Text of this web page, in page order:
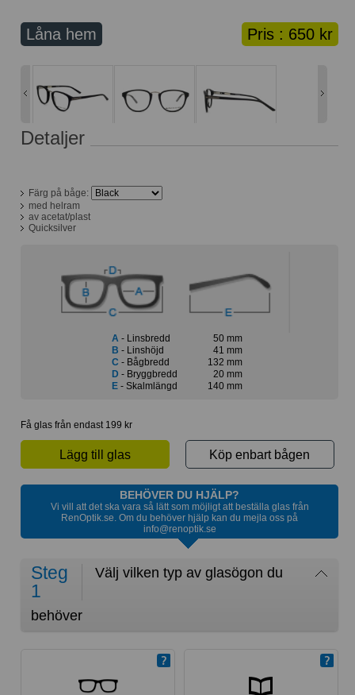
Solglasögon med styrka
Varukorg: 0 varor
Pris : 650 kr
Låna hem
Detaljer
Färg på båge:
med helram
av acetat/plast
Quicksilver
A - Linsbredd
50 mm
B - Linshöjd
41 mm
C - Bågbredd
132 mm
D - Bryggbredd
20 mm
E- Skalmlängd 140 mm
Få glas från endast 199 kr
Lägg till glas Köp enbart bågen
BEHÖVER DU HJÄLP?
Vi vill att det ska vara så lätt som möjligt att beställa glas från
RenOptik.se. Om du behöver hjälp kan du mejla oss på
info@renoptik.se
Steg
1
Välj vilken typ av glasögon du
behöver